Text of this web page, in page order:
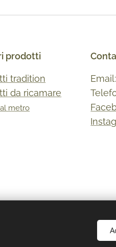
prodotti
tradition
da ricamare
metro
Email: